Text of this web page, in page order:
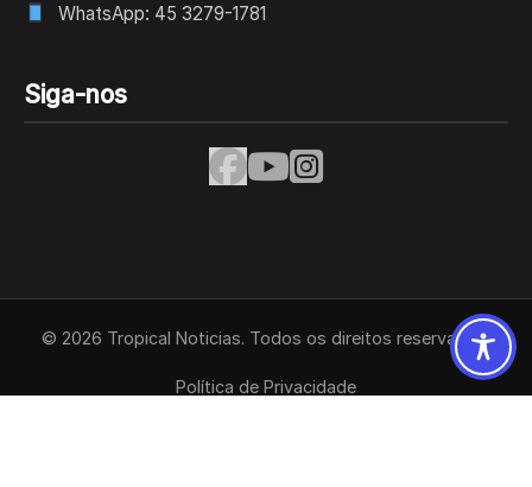
WhatsApp: 45 3279-1781
Siga-nos
© 2026 Tropical Noticias. Todos os direitos reservados.
Política de Privacidade